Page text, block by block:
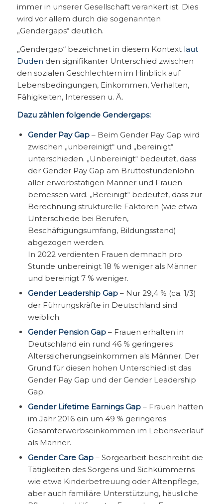
immer in unserer Gesellschaft verankert ist. Dies
wird vor allem durch die sogenannten
„Gendergaps“ deutlich.
„Gendergap“ bezeichnet in diesem Kontext laut
Duden den signifikanter Unterschied zwischen
den sozialen Geschlechtern im Hinblick auf
Lebensbedingungen, Einkommen, Verhalten,
Fähigkeiten, Interessen u. Ä.
Dazu zählen folgende Gendergaps:
Gender Pay Gap– Beim Gender Pay Gap wird
zwischen „unbereinigt“ und „bereinigt“
unterschieden. „Unbereinigt“ bedeutet, dass
der Gender Pay Gap am Bruttostundenlohn
aller erwerbstätigen Männer und Frauen
bemessen wird. „Bereinigt“ bedeutet, dass zur
Berechnung strukturelle Faktoren (wie etwa
Unterschiede bei Berufen,
Beschäftigungsumfang, Bildungsstand)
abgezogen werden.
In 2022 verdienten Frauen demnach pro
Stunde unbereinigt 18 % weniger als Männer
und bereinigt 7 % weniger.
Gender Leadership Gap– Nur 29,4 % (ca. 1/3)
der Führungskräfte in Deutschland sind
weiblich.
Gender Pension Gap– Frauen erhalten in
Deutschland ein rund 46 % geringeres
Alterssicherungseinkommen als Männer. Der
Grund für diesen hohen Unterschied ist das
Gender Pay Gap und der Gender Leadership
Gap.
Gender Lifetime Earnings Gap– Frauen hatten
im Jahr 2016 ein um 49 % geringeres
Gesamterwerbseinkommen im Lebensverlauf
als Männer.
Gender Care Gap– Sorgearbeit beschreibt die
Tätigkeiten des Sorgens und Sichkümmerns
wie etwa Kinderbetreuung oder Altenpflege,
aber auch familiäre Unterstützung, häusliche